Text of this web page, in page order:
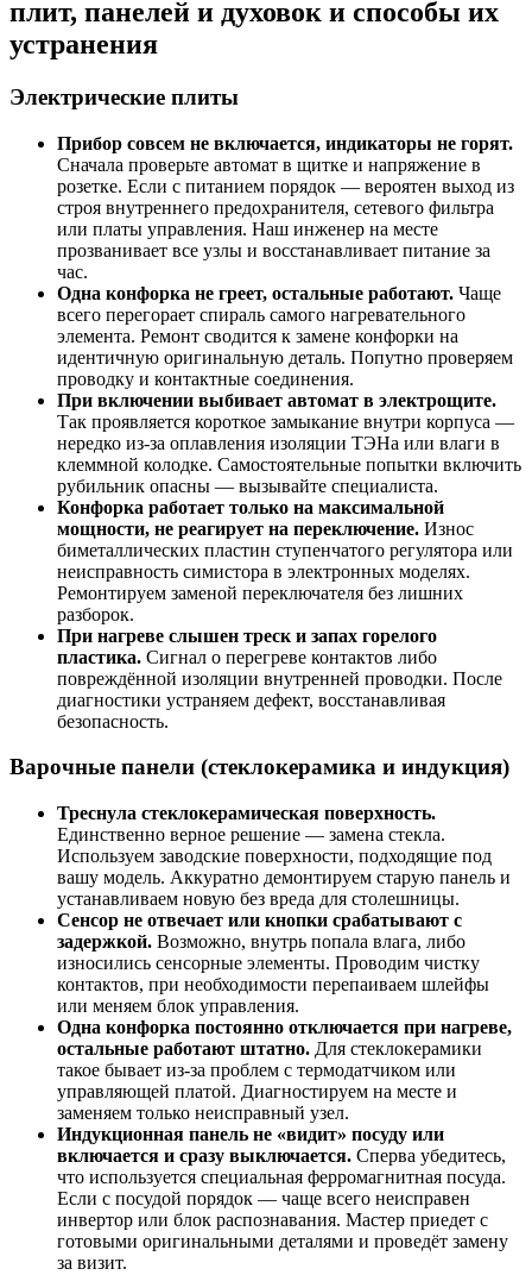
плит, панелей и духовок и способы их
устранения
Электрические плиты
Прибор совсем не включается, индикаторы не горят.
Сначала проверьте автомат в щитке и напряжение в
розетке. Если с питанием порядок — вероятен выход из
строя внутреннего предохранителя, сетевого фильтра
или платы управления. Наш инженер на месте
прозванивает все узлы и восстанавливает питание за
час.
Одна конфорка не греет, остальные работают. Чаще
всего перегорает спираль самого нагревательного
элемента. Ремонт сводится к замене конфорки на
идентичную оригинальную деталь. Попутно проверяем
проводку и контактные соединения.
При включении выбивает автомат в электрощите.
Так проявляется короткое замыкание внутри корпуса —
нередко из-за оплавления изоляции ТЭНа или влаги в
клеммной колодке. Самостоятельные попытки включить
рубильник опасны — вызывайте специалиста.
Конфорка работает только на максимальной
мощности, не реагирует на переключение. Износ
биметаллических пластин ступенчатого регулятора или
неисправность симистора в электронных моделях.
Ремонтируем заменой переключателя без лишних
разборок.
При нагреве слышен треск и запах горелого
пластика. Сигнал о перегреве контактов либо
повреждённой изоляции внутренней проводки. После
диагностики устраняем дефект, восстанавливая
безопасность.
Варочные панели (стеклокерамика и индукция)
Треснула стеклокерамическая поверхность.
Единственно верное решение — замена стекла.
Используем заводские поверхности, подходящие под
вашу модель. Аккуратно демонтируем старую панель и
устанавливаем новую без вреда для столешницы.
Сенсор не отвечает или кнопки срабатывают с
задержкой. Возможно, внутрь попала влага, либо
износились сенсорные элементы. Проводим чистку
контактов, при необходимости перепаиваем шлейфы
или меняем блок управления.
Одна конфорка постоянно отключается при нагреве,
остальные работают штатно. Для стеклокерамики
такое бывает из-за проблем с термодатчиком или
управляющей платой. Диагностируем на месте и
заменяем только неисправный узел.
Индукционная панель не «видит» посуду или
включается и сразу выключается. Сперва убедитесь,
что используется специальная ферромагнитная посуда.
Если с посудой порядок — чаще всего неисправен
инвертор или блок распознавания. Мастер приедет с
готовыми оригинальными деталями и проведёт замену
за визит.